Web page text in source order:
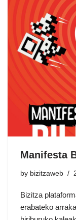
Manifesta
by bizitzaweb
Bizitza
erabateko